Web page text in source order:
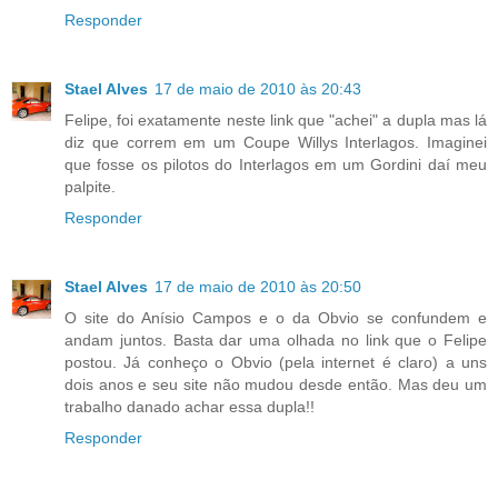
Responder
Stael Alves 17 de maio de 2010 às 20:43
Felipe, foi exatamente neste link que "achei" a dupla mas lá
diz que correm em um Coupe Willys Interlagos. Imaginei
que fosse os pilotos do Interlagos em um Gordini daí meu
palpite.
Responder
Stael Alves 17 de maio de 2010 às 20:50
O site do Anísio Campos e o da Obvio se confundem e
andam juntos. Basta dar uma olhada no link que o Felipe
postou. Já conheço o Obvio (pela internet é claro) a uns
dois anos e seu site não mudou desde então. Mas deu um
trabalho danado achar essa dupla!!
Responder